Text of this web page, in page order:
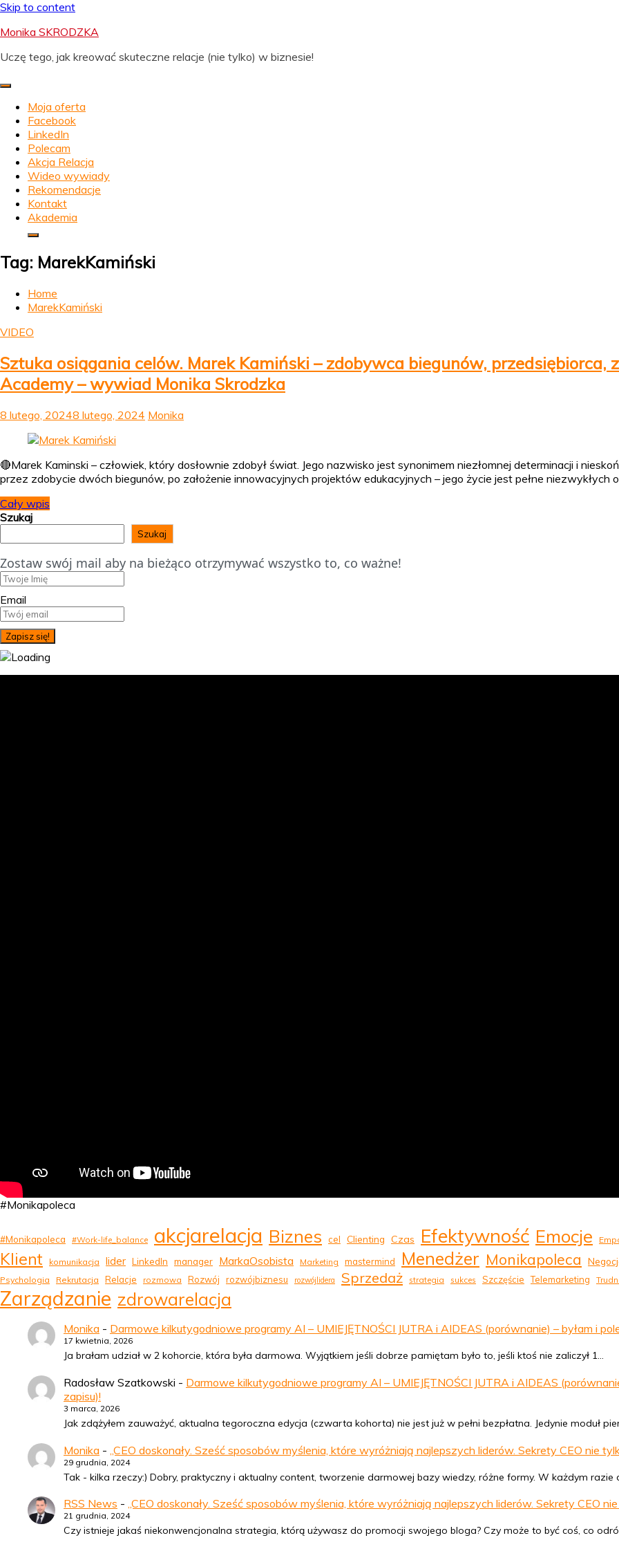
Skip to content
Monika SKRODZKA
Uczę tego, jak kreować skuteczne relacje (nie tylko) w biznesie!
Moja oferta
Facebook
LinkedIn
Polecam
Akcja Relacja
Wideo wywiady
Rekomendacje
Kontakt
Akademia
Tag: MarekKamiński
Home
MarekKamiński
VIDEO
Sztuka osiągania celów. Marek Kamiński – zdobywca biegunów, przedsiębiorca,
Academy – wywiad Monika Skrodzka
8 lutego, 20248 lutego, 2024 Monika
🔴Marek Kaminski – człowiek, który dosłownie zdobył świat. Jego nazwisko jest synonimem niezłomnej determinacji i
przez zdobycie dwóch biegunów, po założenie innowacyjnych projektów edukacyjnych – jego życie jest pełne niezwykłych
Cały wpis
Szukaj
Szukaj
Zostaw swój mail aby na bieżąco otrzymywać wszystko to, co ważne!
Email
#Monikapoleca
#Monikapoleca #Work-life_balance akcjarelacja Biznes cel Clienting Czas Efektywność Emocje
Klient komunikacja lider LinkedIn manager MarkaOsobista Marketing mastermind Menedżer Monikapoleca
Psychologia
Rekrutacja Relacje rozmowa Rozwój rozwójbiznesu rozwójlidera Sprzedaż strategia sukces Szczęście Telemarketing
Zarządzanie zdrowarelacja
Monika - Darmowe kilkutygodniowe programy AI – UMIEJĘTNOŚCI JUTRA i AIDEAS (porównanie) – byłam i
17 kwietnia, 2026
Ja brałam udział w 2 kohorcie, która była darmowa. Wyjątkiem jeśli dobrze pamiętam było to, jeśli ktoś nie zaliczył 1…
Radosław Szatkowski - Darmowe kilkutygodniowe programy AI – UMIEJĘTNOŚCI JUTRA i AIDEAS
zapisu)!
3 marca, 2026
Jak zdążyłem zauważyć, aktualna tegoroczna edycja (czwarta kohorta) nie jest już w pełni bezpłatna. Jedynie moduł
Monika - „CEO doskonały. Sześć sposobów myślenia, które wyróżniają najlepszych liderów. Sekrety CEO nie
29 grudnia, 2024
Tak - kilka rzeczy:) Dobry, praktyczny i aktualny content, tworzenie darmowej bazy wiedzy, różne formy. W każdym razie
RSS News - „CEO doskonały. Sześć sposobów myślenia, które wyróżniają najlepszych liderów. Sekrety CEO
21 grudnia, 2024
Czy istnieje jakaś niekonwencjonalna strategia, którą używasz do promocji swojego bloga? Czy może to być coś, co